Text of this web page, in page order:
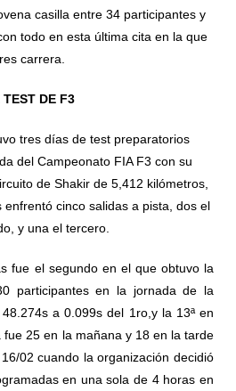
casilla entre 34 participantes y
todo en esta última cita en la que
carrera.
TEST DE F3
tres días de test preparatorios
del Campeonato FIA F3 con su
de Shakir de 5,412 kilómetros,
cinco salidas a pista, dos el
y una el tercero.
fue el segundo en el que obtuvo la
participantes en la jornada de la
a 0.099s del 1ro, y la 13ª en
25 en la mañana y 18 en la tarde
02 cuando la organización decidió
en una sola de 4 horas en